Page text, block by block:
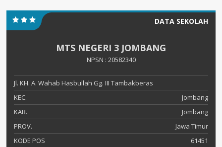
DATA SEKOLAH
MTS NEGERI 3 JOMBANG
NPSN : 20582340
Jl. KH. A. Wahab Hasbullah Gg. III Tambakberas
KEC.
Jombang
KAB.
Jombang
PROV.
Jawa Timur
KODE POS
61451